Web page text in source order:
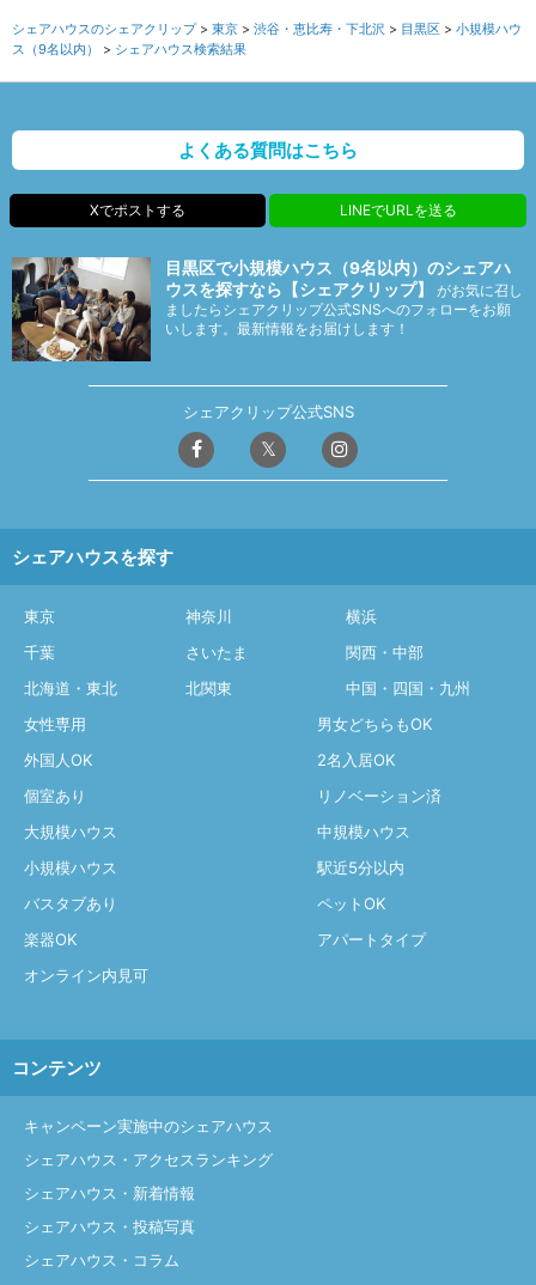
シェアハウスのシェアクリップ 東京 渋谷・恵比寿・下北沢 目黒区
小規模ハウ
ス（9名以内）
シェアハウス検索結果
よくある質問はこちら
Xでポストする LINEでURLを送る
目黒区で小規模ハウス（9名以内）のシェアハ
ウスを探すなら【シェアクリップ】
がお気に召し
ましたらシェアクリップ公式SNSへのフォローをお願
いします。最新情報をお届けします！
シェアクリップ公式SNS
シェアハウスを探す
東京 神奈川
横浜
千葉
さいたま
関西・中部
北海道・東北
北関東
中国・四国・九州
女性専用
男女どちらもOK
外国人OK
2名入居OK
個室あり
リノベーション済
大規模ハウス
中規模ハウス
小規模ハウス
駅近5分以内
バスタブあり
ペットOK
楽器OK
アパートタイプ
オンライン内見可
コンテンツ
キャンペーン実施中のシェアハウス
シェアハウス・アクセスランキング
シェアハウス・新着情報
シェアハウス・投稿写真
シェアハウス・コラム